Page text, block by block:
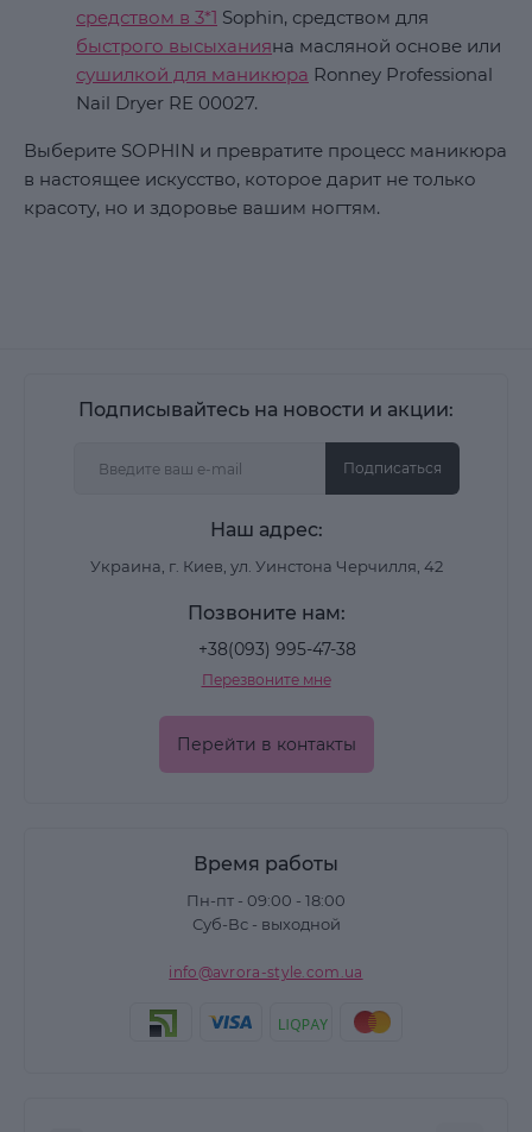
средством в 3*1 Sophin, средством для
быстрого высыханияна масляной основе или
сушилкой для маникюра Ronney Professional
Nail Dryer RE 00027.
Выберите SOPHIN и превратите процесс маникюра
в настоящее искусство, которое дарит не только
красоту, но и здоровье вашим ногтям.
Подписывайтесь на новости и акции:
Подписаться
Наш адрес:
Украина, г. Киев, ул. Уинстона Черчилля, 42
Позвоните нам:
+38(093) 995-47-38
Перезвоните мне
Перейти в контакты
Время работы
Пн-пт - 09:00 - 18:00
Суб-Вс - выходной
info@avrora-style.com.ua